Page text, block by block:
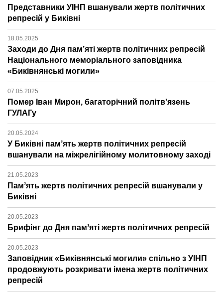
Представники УІНП вшанували жертв політичних
репресій у Биківні
18.05.2025
Заходи до Дня пам’яті жертв політичних репресій
Національного меморіального заповідника
«Биківнянські могили»
07.05.2025
Помер Іван Мирон, багаторічний політв'язень
ГУЛАГу
20.05.2024
У Биківні памʼять жертв політичних репресій
вшанували на міжрелігійному молитовному заході
21.05.2023
Памʼять жертв політичних репресій вшанували у
Биківні
20.05.2023
Брифінг до Дня памʼяті жертв політичних репресій
20.05.2023
Заповідник «Биківнянські могили» спільно з УІНП
продовжують розкривати імена жертв політичних
репресій